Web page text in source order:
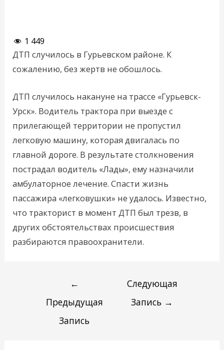
1 449
ДТП случилось в Гурьевском районе. К
сожалению, без жертв не обошлось.
ДТП случилось накануне на трассе «Гурьевск-
Урск». Водитель трактора при выезде с
прилегающей территории не пропустил
легковую машину, которая двигалась по
главной дороге. В результате столкновения
пострадал водитель «Лады», ему назначили
амбулаторное лечение. Спасти жизнь
пассажира «легковушки» не удалось. Известно,
что тракторист в момент ДТП был трезв, в
других обстоятельствах происшествия
разбираются правоохранители.
←
Предыдущая
Запись
Следующая
Запись →